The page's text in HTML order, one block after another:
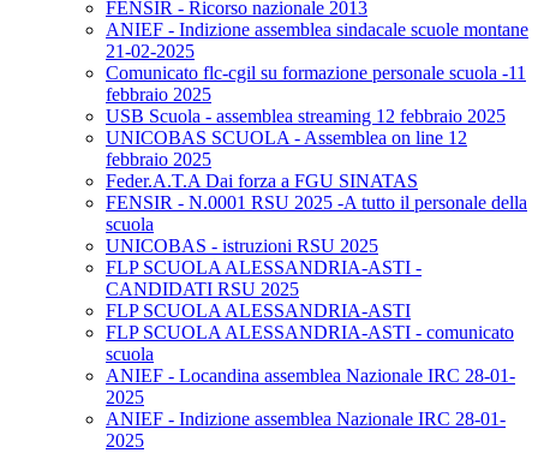
FENSIR - Ricorso nazionale 2013
ANIEF - Indizione assemblea sindacale scuole montane
21-02-2025
Comunicato flc-cgil su formazione personale scuola -11
febbraio 2025
USB Scuola - assemblea streaming 12 febbraio 2025
UNICOBAS SCUOLA - Assemblea on line 12
febbraio 2025
Feder.A.T.A Dai forza a FGU SINATAS
FENSIR - N.0001 RSU 2025 -A tutto il personale della
scuola
UNICOBAS - istruzioni RSU 2025
FLP SCUOLA ALESSANDRIA-ASTI -
CANDIDATI RSU 2025
FLP SCUOLA ALESSANDRIA-ASTI
FLP SCUOLA ALESSANDRIA-ASTI - comunicato
scuola
ANIEF - Locandina assemblea Nazionale IRC 28-01-
2025
ANIEF - Indizione assemblea Nazionale IRC 28-01-
2025